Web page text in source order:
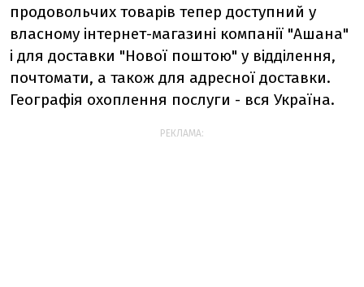
продовольчих товарів тепер доступний у
власному інтернет-магазині компанії "Ашана"
і для доставки "Нової поштою" у відділення,
почтомати, а також для адресної доставки.
Географія охоплення послуги - вся Україна.
РЕКЛАМА: